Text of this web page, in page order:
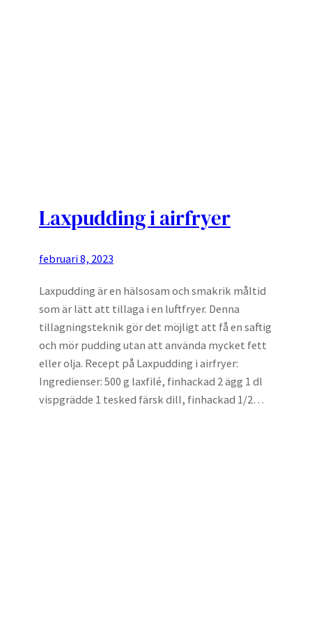
Laxpudding i airfryer
februari 8, 2023
Laxpudding är en hälsosam och smakrik måltid
som är lätt att tillaga i en luftfryer. Denna
tillagningsteknik gör det möjligt att få en saftig
och mör pudding utan att använda mycket fett
eller olja. Recept på Laxpudding i airfryer:
Ingredienser: 500 g laxfilé, finhackad 2 ägg 1 dl
vispgrädde 1 tesked färsk dill, finhackad 1/2…